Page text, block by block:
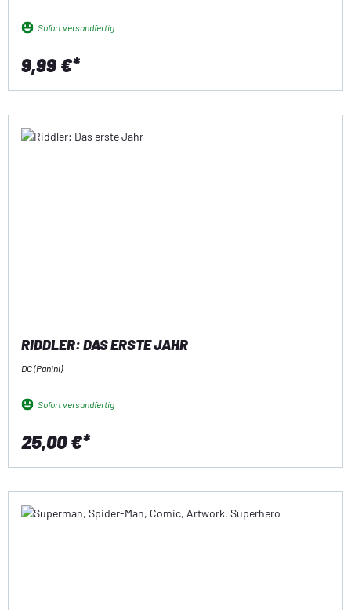
Sofort versandfertig
9,99 €*
RIDDLER: DAS ERSTE JAHR
DC (Panini)
Sofort versandfertig
25,00 €*